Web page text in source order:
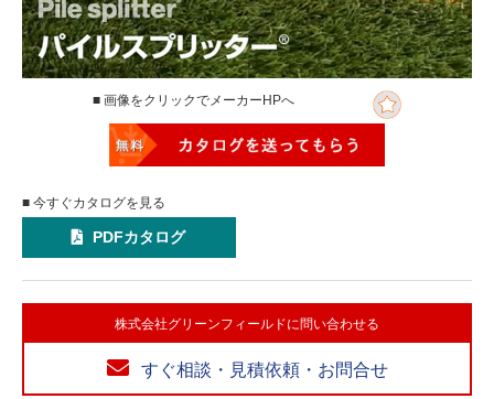
■ 画像をクリックでメーカーHPへ
■ 今すぐカタログを見る
PDFカタログ
株式会社グリーンフィールドに問い合わせる
すぐ相談・見積依頼・お問合せ